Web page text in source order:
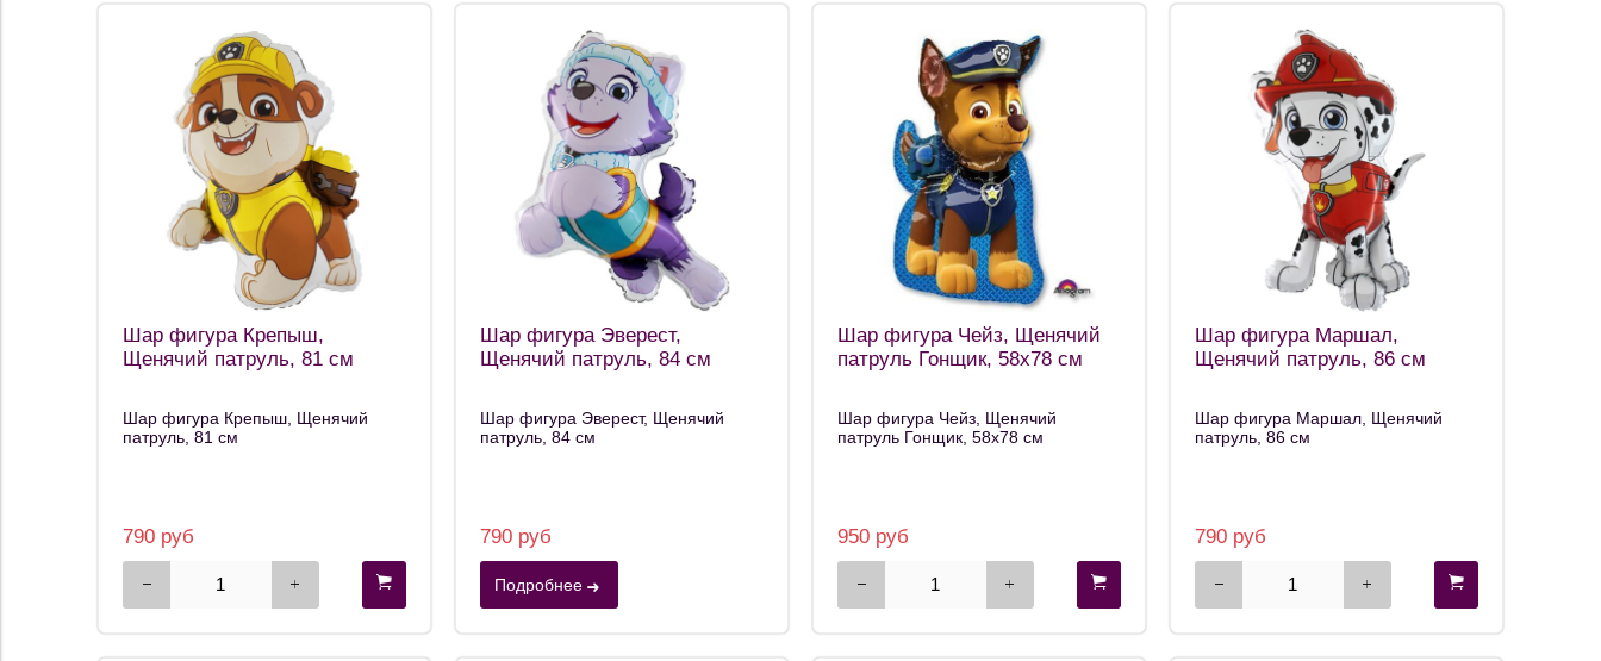
Шар фигура Крепыш,
Щенячий патруль, 81 см
Шар фигура Крепыш, Щенячий
патруль, 81 см
790 руб
Шар фигура Эверест,
Щенячий патруль, 84 см
Шар фигура Эверест, Щенячий
патруль, 84 см
790 руб
Подробнее
Шар фигура Чейз, Щенячий
патруль Гонщик, 58х78 см
Шар фигура Чейз, Щенячий
патруль Гонщик, 58х78 см
950 руб
Шар фигура Маршал,
Щенячий патруль, 86 см
Шар фигура Маршал, Щенячий
патруль, 86 см
790 руб